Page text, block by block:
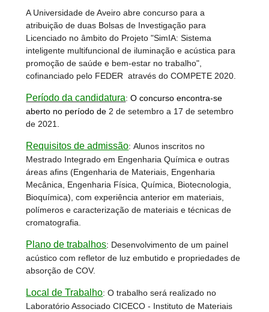
A Universidade de Aveiro abre concurso para a
atribuição de duas Bolsas de Investigação para
Licenciado no âmbito do Projeto "SimIA: Sistema
inteligente multifuncional de iluminação e acústica para
promoção de saúde e bem-estar no trabalho",
cofinanciado pelo FEDER através do COMPETE 2020.
Período da candidatura:O concurso encontra-se
aberto no período de2 de setembro a 17 de setembro
de 2021.
Requisitos de admissão: Alunos inscritos no
Mestrado Integrado em Engenharia Química e outras
áreas afins (Engenharia de Materiais, Engenharia
Mecânica, Engenharia Física, Química, Biotecnologia,
Bioquímica), com experiência anterior em materiais,
polímeros e caracterização de materiais e técnicas de
cromatografia.
Plano de trabalhos: Desenvolvimento de um painel
acústico com refletor de luz embutido e propriedades de
absorção de COV.
Local de Trabalho:O trabalho será realizado no
Laboratório Associado CICECO - Instituto de Materiais